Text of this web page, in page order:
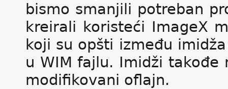
bismo smanjili potreban
kreirali koristeći ImageX
koji su opšti između
u WIM fajlu. Imidži
modifikovani oflajn.